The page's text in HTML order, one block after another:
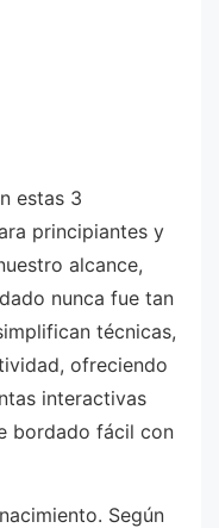
estas 3
principiantes y
alcance,
nunca fue tan
técnicas,
ofreciendo
interactivas
bordado fácil con
Según